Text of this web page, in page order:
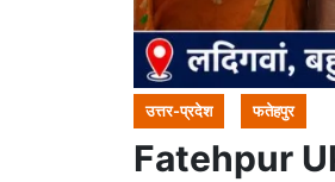
उत्तर-प्रदेश फतेहपुर
Fatehpur